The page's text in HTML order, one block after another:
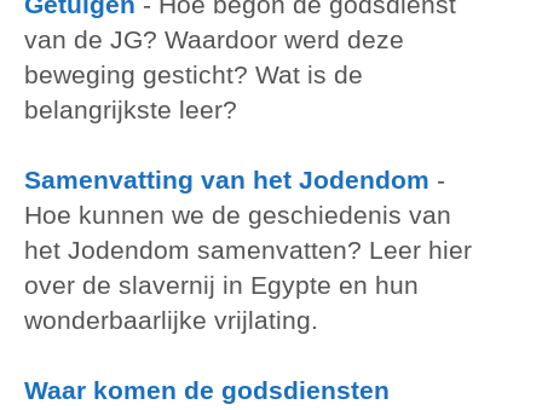
van de JG? Waardoor werd deze
beweging gesticht? Wat is de
belangrijkste leer?
Samenvatting van het Jodendom -
Hoe kunnen we de geschiedenis van
het Jodendom samenvatten? Leer hier
over de slavernij in Egypte en hun
wonderbaarlijke vrijlating.
Waar komen de godsdiensten